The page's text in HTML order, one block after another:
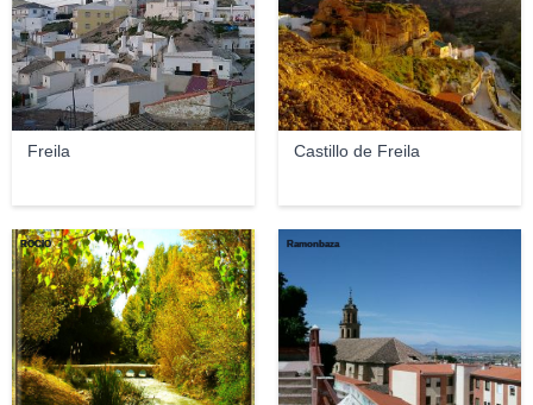
Freila Castillo de Freila
ROCÍO Ramonbaza